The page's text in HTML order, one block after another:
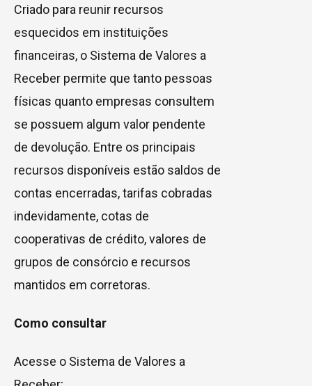
Criado para reunir recursos
esquecidos em instituições
financeiras, o Sistema de Valores a
Receber permite que tanto pessoas
físicas quanto empresas consultem
se possuem algum valor pendente
de devolução. Entre os principais
recursos disponíveis estão saldos de
contas encerradas, tarifas cobradas
indevidamente, cotas de
cooperativas de crédito, valores de
grupos de consórcio e recursos
mantidos em corretoras.
Como consultar
Acesse o Sistema de Valores a